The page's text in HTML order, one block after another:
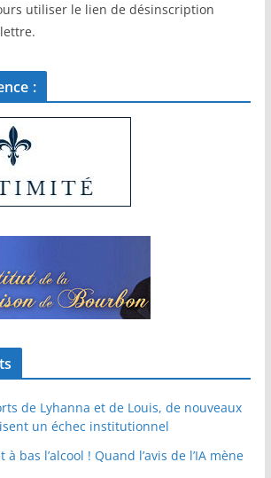
utiliser le lien de désinscription
:
de Lyhanna et de Louis, de nouveaux
un échec institutionnel
bas l’alcool ! Quand l’avis de l’IA mène